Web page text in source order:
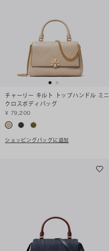
チャーリー キルト トップハンドル ミニ
クロスボディバッグ
¥ 79,200
ショッピングバッグに追加